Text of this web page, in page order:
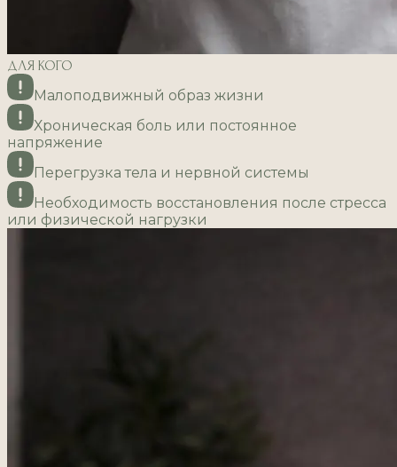
ДЛЯ КОГО
Малоподвижный образ жизни
Хроническая боль или постоянное
напряжение
Перегрузка тела и нервной системы
Необходимость восстановления после стресса
или физической нагрузки